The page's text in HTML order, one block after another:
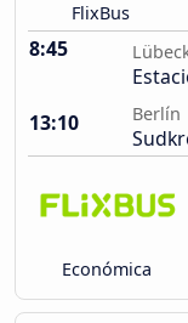
FlixBus
8:45
13:10
Berlín
Económica